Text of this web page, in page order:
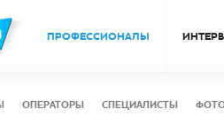
ПРОФЕССИОНАЛЫ
ОПЕРАТОРЫ СПЕЦИАЛИСТЫ